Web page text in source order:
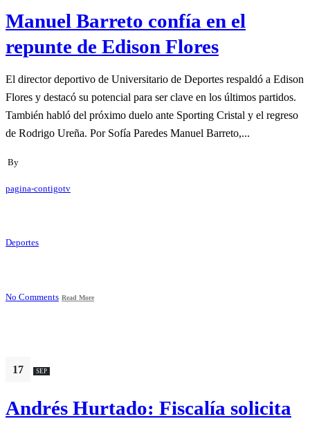
Manuel Barreto confía en el
repunte de Edison Flores
El director deportivo de Universitario de Deportes respaldó a Edison
Flores y destacó su potencial para ser clave en los últimos partidos.
También habló del próximo duelo ante Sporting Cristal y el regreso
de Rodrigo Ureña. Por Sofía Paredes Manuel Barreto,...
By
pagina-contigotv
Deportes
No Comments Read More
17 SEP
Andrés Hurtado: Fiscalía solicita